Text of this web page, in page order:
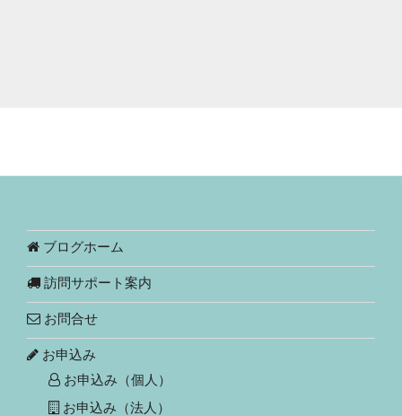
ブログホーム
訪問サポート案内
お問合せ
お申込み
お申込み（個人）
お申込み（法人）